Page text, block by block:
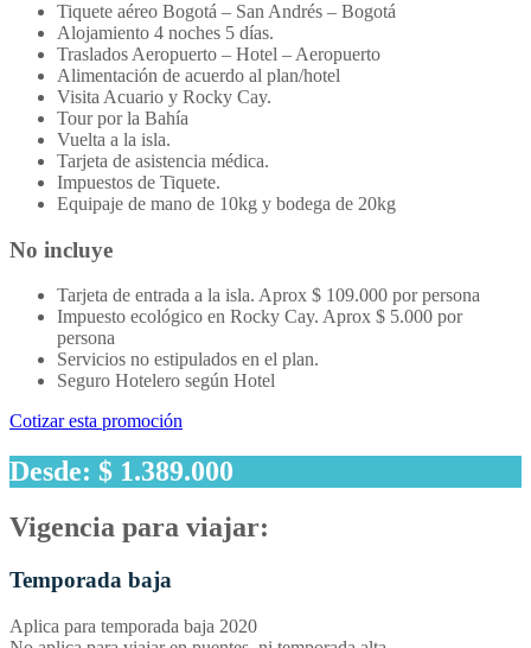
Tiquete aéreo Bogotá – San Andrés – Bogotá
Alojamiento 4 noches 5 días.
Traslados Aeropuerto – Hotel – Aeropuerto
Alimentación de acuerdo al plan/hotel
Visita Acuario y Rocky Cay.
Tour por la Bahía
Vuelta a la isla.
Tarjeta de asistencia médica.
Impuestos de Tiquete.
Equipaje de mano de 10kg y bodega de 20kg
No incluye
Tarjeta de entrada a la isla. Aprox $ 109.000 por persona
Impuesto ecológico en Rocky Cay. Aprox $ 5.000 por
persona
Servicios no estipulados en el plan.
Seguro Hotelero según Hotel
Cotizar esta promoción
Desde: $ 1.389.000
Vigencia para viajar:
Temporada baja
Aplica para temporada baja 2020